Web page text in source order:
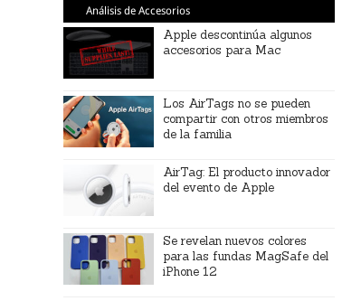
Análisis de Accesorios
Apple descontinúa algunos
accesorios para Mac
Los AirTags no se pueden
compartir con otros miembros
de la familia
AirTag: El producto innovador
del evento de Apple
Se revelan nuevos colores
para las fundas MagSafe del
iPhone 12